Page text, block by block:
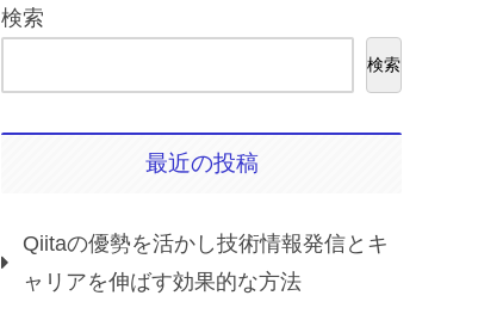
検索
検索
最近の投稿
Qiitaの優勢を活かし技術情報発信とキ
ャリアを伸ばす効果的な方法